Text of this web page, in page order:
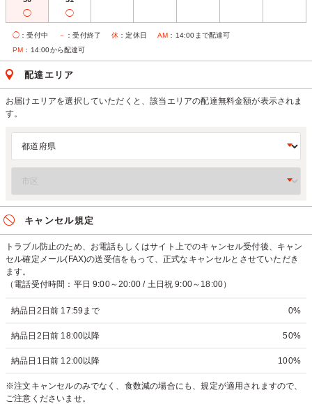
◯ ◯
◯ ：受付中 － ：受付終了 休 ：定休日 AM ：14:00まで配達可
PM ：14:00から配達可
配達エリア
お届けエリアを選択していただくと、該当エリアの配達無料金額が表示されま
す。
キャンセル規定
トラブル防止のため、お電話もしくはサイト上でのキャンセル受付後、キャン
セル確定メール(FAX)の送受信をもって、正式なキャンセルとさせていただき
ます。
（電話受付時間：平日 9:00～20:00 / 土日祝 9:00～18:00）
納品日2日前 17:59まで 0%
納品日2日前 18:00以降 50%
納品日1日前 12:00以降 100%
※注文キャンセルのみでなく、食数減の場合にも、規定が適用されますので、
ご注意くださいませ。